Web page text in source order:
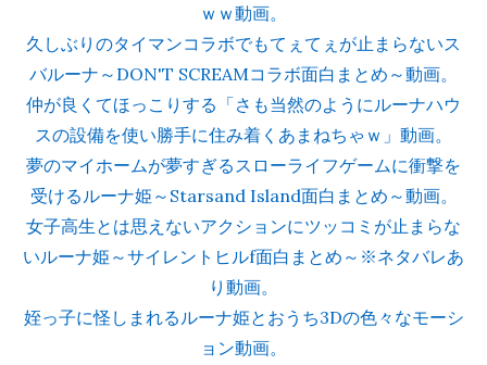
ｗｗ動画。
久しぶりのタイマンコラボでもてぇてぇが止まらないス
バルーナ～DON'T SCREAMコラボ面白まとめ～動画。
仲が良くてほっこりする「さも当然のようにルーナハウ
スの設備を使い勝手に住み着くあまねちゃｗ」動画。
夢のマイホームが夢すぎるスローライフゲームに衝撃を
受けるルーナ姫～Starsand Island面白まとめ～動画。
女子高生とは思えないアクションにツッコミが止まらな
いルーナ姫～サイレントヒルf面白まとめ～※ネタバレあ
り動画。
姪っ子に怪しまれるルーナ姫とおうち3Dの色々なモーシ
ョン動画。